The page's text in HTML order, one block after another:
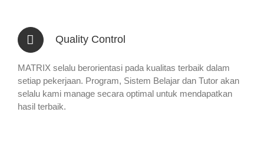
Quality Control
MATRIX selalu berorientasi pada kualitas terbaik dalam
setiap pekerjaan. Program, Sistem Belajar dan Tutor akan
selalu kami manage secara optimal untuk mendapatkan
hasil terbaik.